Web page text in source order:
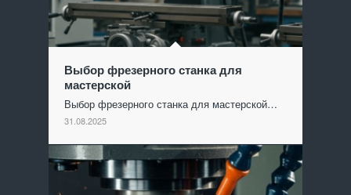
Выбор фрезерного станка для
мастерской
Выбор фрезерного станка для мастерской…
31.08.2025